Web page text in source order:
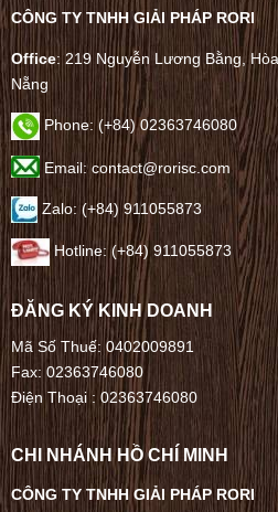
CÔNG TY TNHH GIẢI PHÁP RORI
Office: 219 Nguyễn Lương Bằng,
Nẵng
Phone:(+84) 02363746080
Email: contact@rorisc.com
Zalo: (+84) 911055873
Hotline: (+84) 911055873
ĐĂNG KÝ KINH DOANH
Mã Số Thuế: 0402009891
Fax: 02363746080
Điện Thoại :02363746080
CHI NHÁNH HỒ CHÍ MINH
CÔNG TY TNHH GIẢI PHÁP RORI